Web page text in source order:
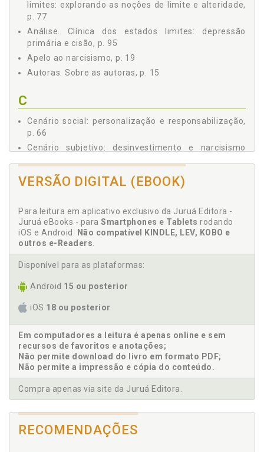
limites: explorando as noções de limite e alteridade,
p. 77
Análise. Clínica dos estados limites: depressão
primária e cisão, p. 95
Apelo ao narcisismo, p. 19
Autoras. Sobre as autoras, p. 15
C
Cenário social: personalização e responsabilização,
p. 66
Cenário subjetivo: desinvestimento e narcisismo
Cisão. Clínica dos estados limites: depressão
primária e cisão, p. 95
Clínica contemporânea. Estados limites e o trabalho
do negativo: uma contribuição de A. Green para a
clínica contemporânea, p. 91
Clínica contemporânea. Trauma e narcisismo
negativo: questões para a clínica contemporânea, p.
Clínica dos estados limites: depressão primária e
cisão, p. 95
Compulsão à repetição como fio condutor, p. 51
Conceito de ilusão em psicanálise: estado ideal ou
espaço potencial?, p. 115
Constituição dos limites psíquicos. O negativo, p. 38
Constituição psíquica. Continuidade e ruptura no
processo, p. 29
Constituição psíquica. Continuidade na constituição
psíquica: Winnicott e o paradoxo maturacional, p. 34
VERSÃO DIGITAL (EBOOK)
Para leitura em aplicativo exclusivo da Juruá Editora -
Juruá eBooks - para Smartphones e Tablets rodando
iOS e Android. Não compatível KINDLE, LEV, KOBO e
outros e-Readers.
Disponível para as plataformas:
Android 15 ou posterior
iOS 18 ou posterior
Em computadores a leitura é apenas online e sem
recursos de favoritos e anotações;
Não permite download do livro em formato PDF;
Não permite a impressão e cópia do conteúdo.
Compra apenas via site da Juruá Editora.
RECOMENDAÇÕES